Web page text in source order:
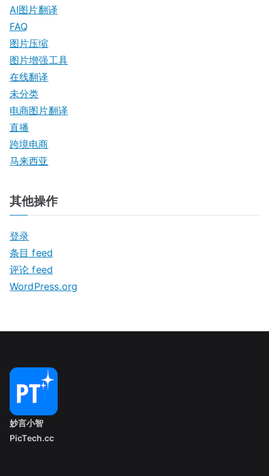
AI图片翻译
FAQ
图片压缩
图片增强工具
在线翻译
未分类
电商图片翻译
直播
跨境电商
马来西亚
其他操作
登录
条目 feed
评论 feed
WordPress.org
妙言小智
PicTech.cc